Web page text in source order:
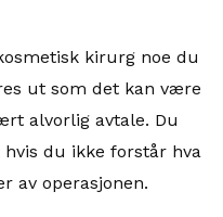
kirurg noe du
ut som det kan være
alvorlig avtale. Du
du ikke forstår hva
av operasjonen.